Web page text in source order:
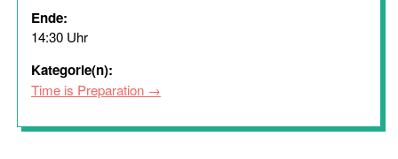
Ende:
14:30 Uhr
Kategorie(n):
Time is Preparation